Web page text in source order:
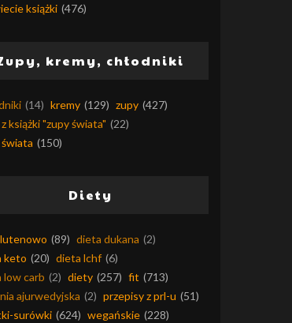
książki (476)
kremy, chłodniki
(14) kremy (129) zupy (427)
książki "zupy świata" (22)
(150)
Diety
(89) dieta dukana (2)
keto (20) dieta lchf (6)
low carb (2) diety (257) fit (713)
ajurwedyjska (2) przepisy z prl-u (51)
surówki (624) wegańskie (228)